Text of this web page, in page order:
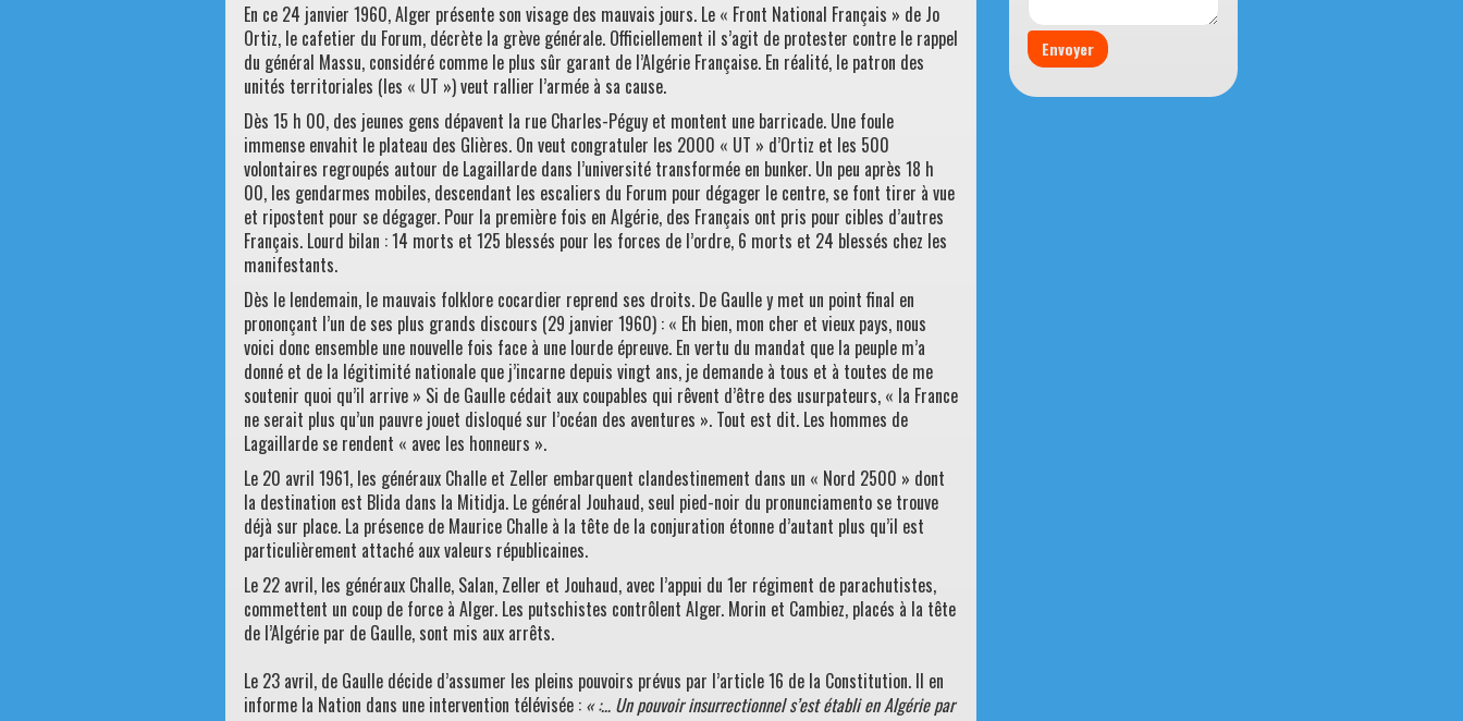
En ce 24 janvier 1960, Alger présente son visage des mauvais jours. Le « Front National Français » de Jo
Ortiz, le cafetier du Forum, décrète la grève générale. Officiellement il s’agit de protester contre le rappel
du général Massu, considéré comme le plus sûr garant de l’Algérie Française. En réalité, le patron des
unités territoriales (les « UT ») veut rallier l’armée à sa cause.
Dès 15 h 00, des jeunes gens dépavent la rue Charles-Péguy et montent une barricade. Une foule
immense envahit le plateau des Glières. On veut congratuler les 2000 « UT » d’Ortiz et les 500
volontaires regroupés autour de Lagaillarde dans l’université transformée en bunker. Un peu après 18 h
00, les gendarmes mobiles, descendant les escaliers du Forum pour dégager le centre, se font tirer à vue
et ripostent pour se dégager. Pour la première fois en Algérie, des Français ont pris pour cibles d’autres
Français. Lourd bilan : 14 morts et 125 blessés pour les forces de l’ordre, 6 morts et 24 blessés chez les
manifestants.
Dès le lendemain, le mauvais folklore cocardier reprend ses droits. De Gaulle y met un point final en
prononçant l’un de ses plus grands discours (29 janvier 1960) : « Eh bien, mon cher et vieux pays, nous
voici donc ensemble une nouvelle fois face à une lourde épreuve. En vertu du mandat que la peuple m’a
donné et de la légitimité nationale que j’incarne depuis vingt ans, je demande à tous et à toutes de me
soutenir quoi qu’il arrive » Si de Gaulle cédait aux coupables qui rêvent d’être des usurpateurs, « la France
ne serait plus qu’un pauvre jouet disloqué sur l’océan des aventures ». Tout est dit. Les hommes de
Lagaillarde se rendent « avec les honneurs ».
Le 20 avril 1961, les généraux Challe et Zeller embarquent clandestinement dans un « Nord 2500 » dont
la destination est Blida dans la Mitidja. Le général Jouhaud, seul pied-noir du pronunciamento se trouve
déjà sur place. La présence de Maurice Challe à la tête de la conjuration étonne d’autant plus qu’il est
particulièrement attaché aux valeurs républicaines.
Le 22 avril, les généraux Challe, Salan, Zeller et Jouhaud, avec l’appui du 1er régiment de parachutistes,
commettent un coup de force à Alger. Les putschistes contrôlent Alger. Morin et Cambiez, placés à la tête
de l’Algérie par de Gaulle, sont mis aux arrêts.
Le 23 avril, de Gaulle décide d’assumer les pleins pouvoirs prévus par l’article 16 de la Constitution. Il en
informe la Nation dans une intervention télévisée : « :… Un pouvoir insurrectionnel s’est établi en Algérie par
Envoyer